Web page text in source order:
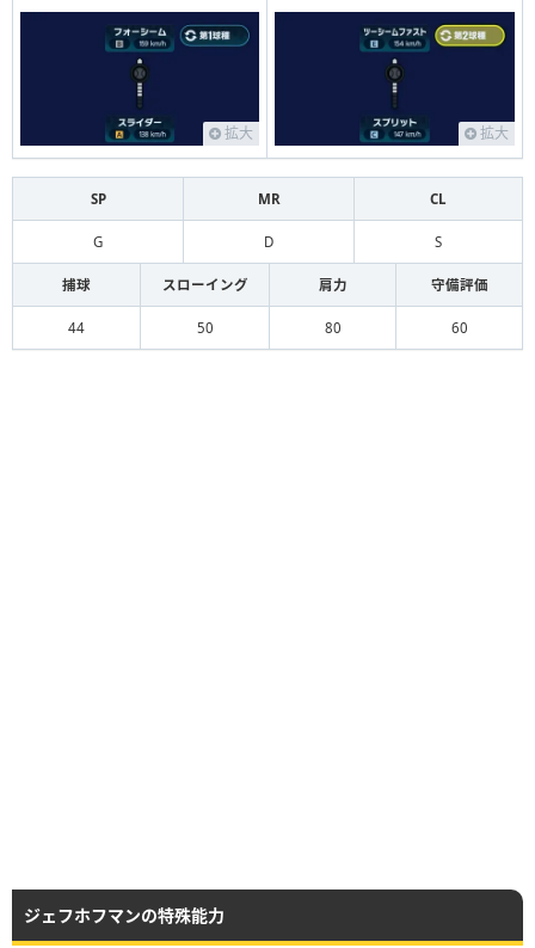
拡大 拡大
SP MR CL
G D S
捕球 スローイング 肩力 守備評価
44 50 80 60
ジェフホフマンの特殊能力